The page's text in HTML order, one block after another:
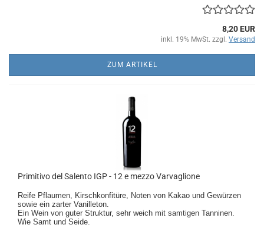
8,20 EUR
inkl. 19% MwSt. zzgl. Versand
ZUM ARTIKEL
Primitivo del Salento IGP - 12 e mezzo Varvaglione
Reife Pflaumen, Kirschkonfitüre, Noten von Kakao und Gewürzen
sowie ein zarter Vanilleton.
Ein Wein von guter Struktur, sehr weich mit samtigen Tanninen.
Wie Samt und Seide.